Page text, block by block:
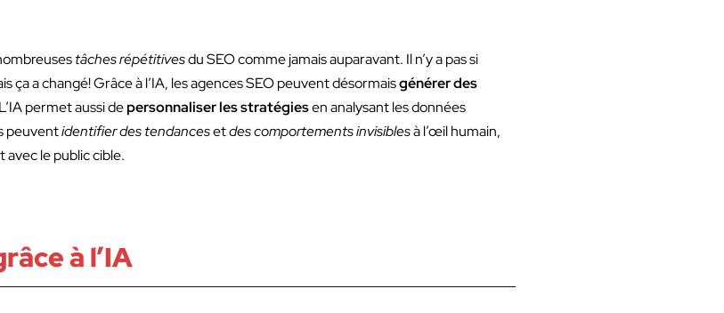
tâches répétitivesdu SEO comme jamais auparavant. Il n’y a pas si
ça a changé! Grâce à l’IA, les agences SEO peuvent désormaisgénérer des
permet aussi depersonnaliser les stratégiesen analysant les données
peuventidentifier des tendancesetdes comportements invisiblesà l’œil humain,
le public cible.
à l’IA